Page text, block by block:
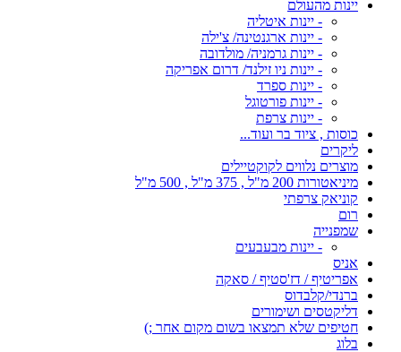
יינות מהעולם
- יינות איטליה
- יינות ארגנטינה/ צ'ילה
- יינות גרמניה/ מולדובה
- יינות ניו זילנד/ דרום אפריקה
- יינות ספרד
- יינות פורטוגל
- יינות צרפת
כוסות , ציוד בר ועוד...
ליקרים
מוצרים נלווים לקוקטיילים
מיניאטורות 200 מ"ל , 375 מ"ל , 500 מ"ל
קוניאק צרפתי
רום
שמפנייה
- יינות מבעבעים
אניס
אפריטיף / דז'סטיף / סאקה
ברנדי/קלבדוס
דליקטסים ושימורים
חטיפים שלא תמצאו בשום מקום אחר ;)
בלוג